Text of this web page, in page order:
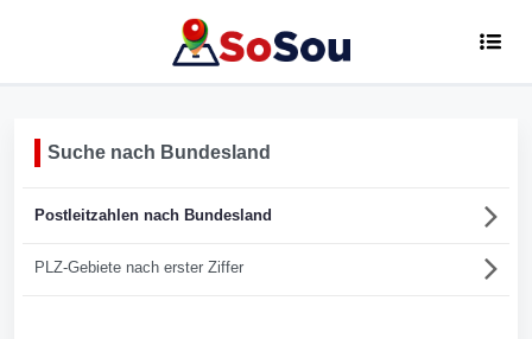
Suche nach Bundesland
Postleitzahlen nach Bundesland
PLZ-Gebiete nach erster Ziffer